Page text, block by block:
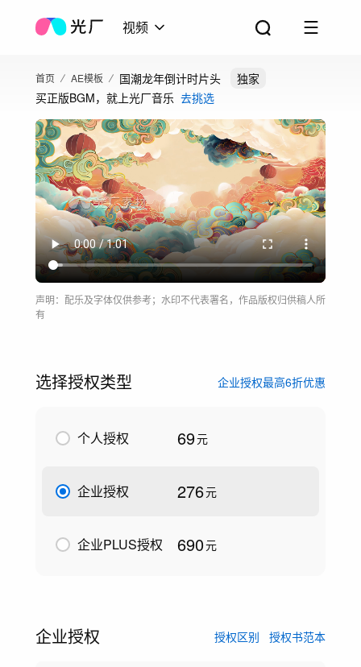
视频
首页 AE模板 国潮龙年倒计时片头
独家
买正版BGM，就上光厂音乐 去挑选
声明：配乐及字体仅供参考；水印不代表署名，作品版权归供稿人所
有
选择授权类型 企业授权最高6折优惠
个人授权 69元
企业授权 276元
企业PLUS授权 690元
企业授权 授权区别 授权书范本